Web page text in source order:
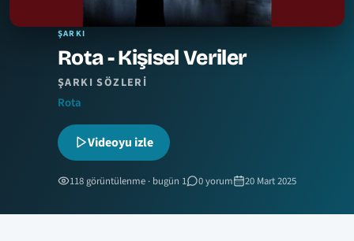
ŞARKI
Rota - Kişisel Veriler
ŞARKI SÖZLERI
Rota
Videoyu izle
118 görüntülenme · bugün 1 0 yorum 20 Mart 2025